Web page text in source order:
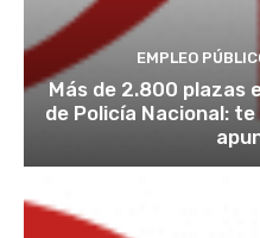
EMPLEO
Más de 2.800 plazas
de Policía Nacional: